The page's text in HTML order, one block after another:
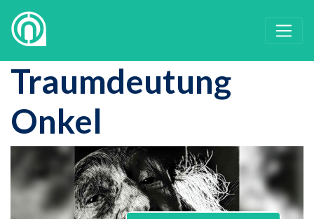
Traumdeutung
Onkel